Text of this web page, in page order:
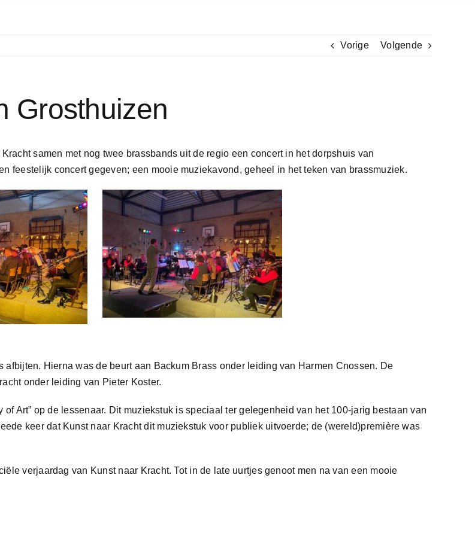
Vorige Volgende
Grosthuizen
samen met nog twee brassbands uit de regio een concert in het dorpshuis van
feestelijk concert gegeven; een mooie muziekavond, geheel in het teken van brassmuziek.
Hierna was de beurt aan Backum Brass onder leiding van Harmen Cnossen. De
onder leiding van Pieter Koster.
Art” op de lessenaar. Dit muziekstuk is speciaal ter gelegenheid van het 100-jarig bestaan van
keer dat Kunst naar Kracht dit muziekstuk voor publiek uitvoerde; de (wereld)première was
verjaardag van Kunst naar Kracht. Tot in de late uurtjes genoot men na van een mooie